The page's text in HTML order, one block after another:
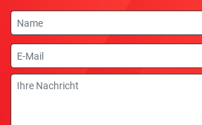
Name
E-
Mail
Nachricht